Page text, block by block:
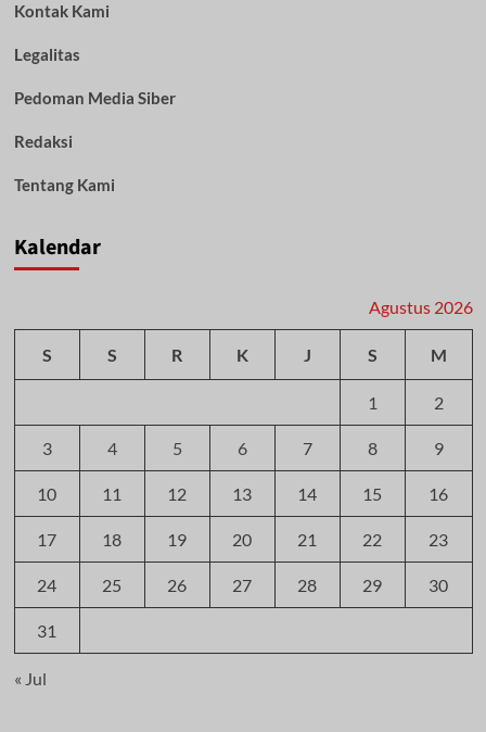
Kontak Kami
Legalitas
Pedoman Media Siber
Redaksi
Tentang Kami
Kalendar
Agustus 2026
S S R K J S M
1 2
3 4 5 6 7 8 9
10 11 12 13 14 15 16
17 18 19 20 21 22 23
24 25 26 27 28 29 30
31
« Jul